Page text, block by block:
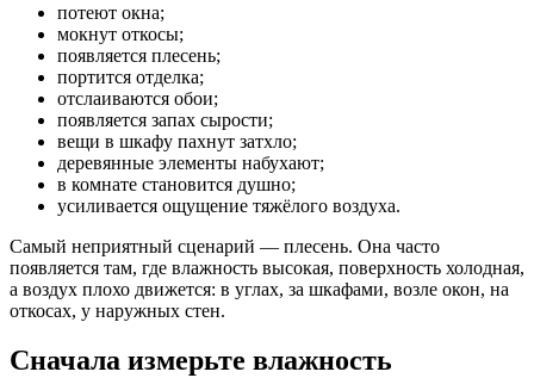
потеют окна;
мокнут откосы;
появляется плесень;
портится отделка;
отслаиваются обои;
появляется запах сырости;
вещи в шкафу пахнут затхло;
деревянные элементы набухают;
в комнате становится душно;
усиливается ощущение тяжёлого воздуха.
Самый неприятный сценарий — плесень. Она часто
появляется там, где влажность высокая, поверхность холодная,
а воздух плохо движется: в углах, за шкафами, возле окон, на
откосах, у наружных стен.
Сначала измерьте влажность